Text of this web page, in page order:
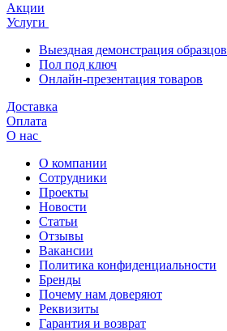
Акции
Услуги
Выездная демонстрация образцов
Пол под ключ
Онлайн-презентация товаров
Доставка
Оплата
О нас
О компании
Сотрудники
Проекты
Новости
Статьи
Отзывы
Вакансии
Политика конфиденциальности
Бренды
Почему нам доверяют
Реквизиты
Гарантия и возврат